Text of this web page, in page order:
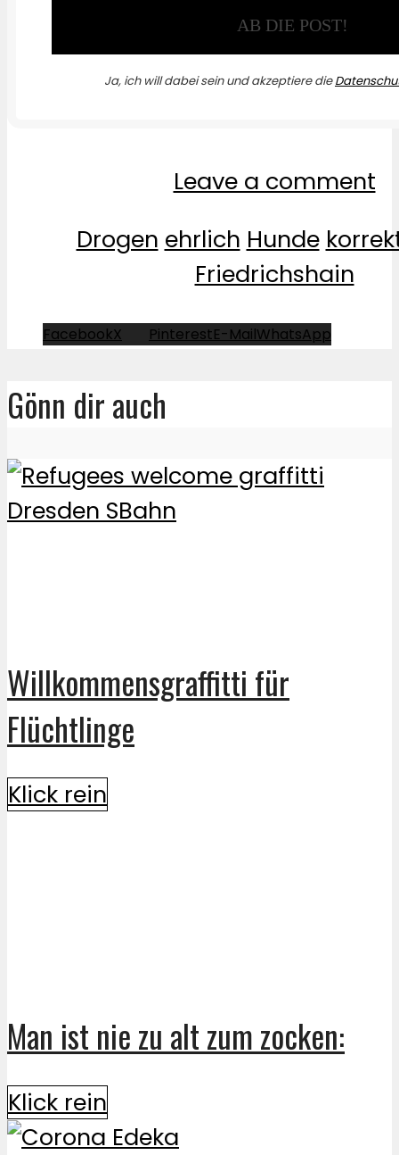
Ja, ich will dabei sein und akzeptiere die
Leave a comment
Drogen ehrlich Hunde
Friedrichshain
FacebookX PinterestE-MailWhatsApp
Gönn dir auch
Willkommensgraffitti für
Flüchtlinge
Klick rein
Man ist nie zu alt zum zocken:
Klick rein